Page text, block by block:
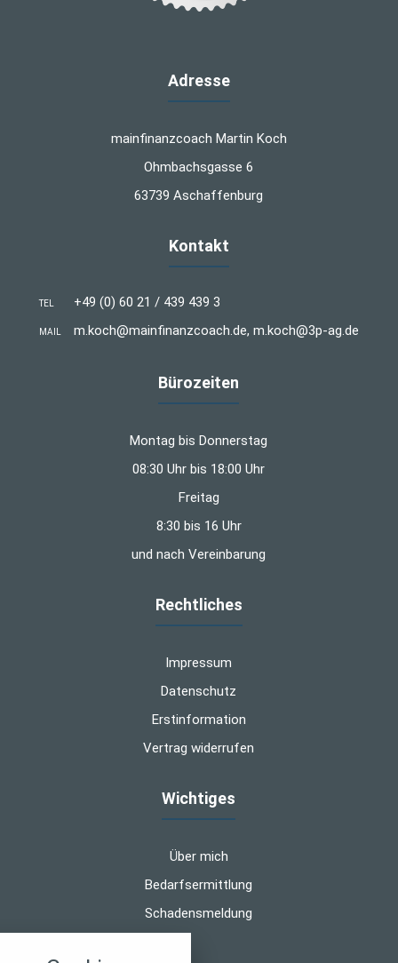
Adresse
mainfinanzcoach Martin Koch
Ohmbachsgasse 6
63739 Aschaffenburg
Kontakt
TEL +49 (0) 60 21 / 439 439 3
MAIL m.koch@mainfinanzcoach.de, m.koch@3p-ag.de
Bürozeiten
Montag bis Donnerstag
08:30 Uhr bis 18:00 Uhr
Freitag
8:30 bis 16 Uhr
und nach Vereinbarung
Rechtliches
Impressum
Datenschutz
Erstinformation
Vertrag widerrufen
Wichtiges
Über mich
Bedarfsermittlung
Schadensmeldung